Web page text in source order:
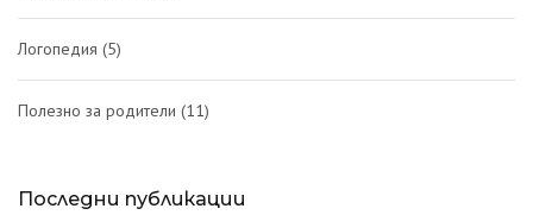
Логопедия (5)
Полезно за родители (11)
Последни публикации